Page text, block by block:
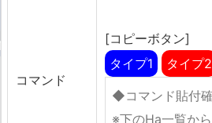
コマンド
[コピーボタン]
タイプ1
タイプ2